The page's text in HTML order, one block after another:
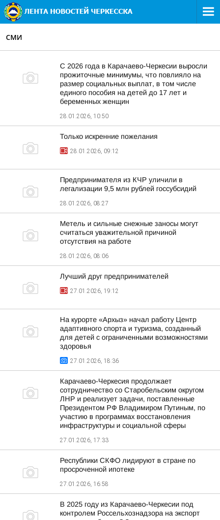
СМИ
С 2026 года в Карачаево-Черкесии выросли
прожиточные минимумы, что повлияло на
размер социальных выплат, в том числе
единого пособия на детей до 17 лет и
беременных женщин
28.01.2026, 10:50
Только искренние пожелания
28.01.2026, 09:12
Предпринимателя из КЧР уличили в
легализации 9,5 млн рублей госсубсидий
28.01.2026, 08:27
Метель и сильные снежные заносы могут
считаться уважительной причиной
отсутствия на работе
28.01.2026, 08:06
Лучший друг предпринимателей
27.01.2026, 19:12
На курорте «Архыз» начал работу Центр
адаптивного спорта и туризма, созданный
для детей с ограниченными возможностями
здоровья
27.01.2026, 18:36
Карачаево-Черкесия продолжает
сотрудничество со Старобельским округом
ЛНР и реализует задачи, поставленные
Президентом РФ Владимиром Путиным, по
участию в программах восстановления
инфраструктуры и социальной сферы
27.01.2026, 17:33
Республики СКФО лидируют в стране по
просроченной ипотеке
27.01.2026, 16:58
В 2025 году из Карачаево-Черкесии под
контролем Россельхознадзора на экспорт